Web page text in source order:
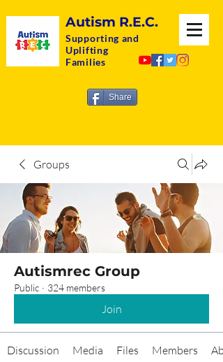
Autism R.E.C.
Supporting and
Uplifting
Families
Share
Groups
Autismrec Group
Public · 324 members
Join
Discussion Media Files Members